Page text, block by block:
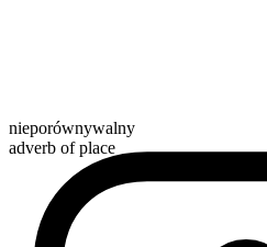
nieporównywalny
adverb of place